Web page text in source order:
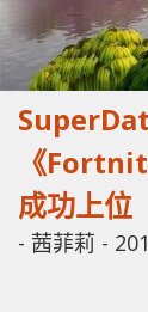
《
成功上位
- 茜菲莉 -